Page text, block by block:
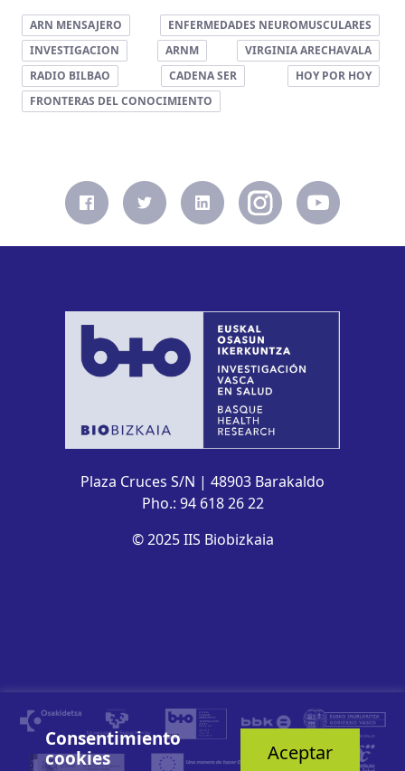
ARN MENSAJERO
ENFERMEDADES NEUROMUSCULARES
INVESTIGACION
ARNM
VIRGINIA ARECHAVALA
RADIO BILBAO
CADENA SER
HOY POR HOY
FRONTERAS DEL CONOCIMIENTO
Plaza Cruces S/N | 48903 Barakaldo
Pho.: 94 618 26 22
© 2025 IIS Biobizkaia
Consentimiento
cookies
Aceptar